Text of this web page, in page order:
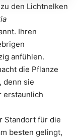
den Lichtnelken
Ihren
anfühlen.
die Pflanze
denn sie
erstaunlich
Standort für die
besten gelingt,